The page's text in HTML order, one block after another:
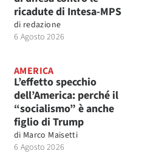
ricadute di Intesa-MPS
di redazione
6 Agosto 2026
AMERICA
L’effetto specchio
dell’America: perché il
“socialismo” è anche
figlio di Trump
di Marco Maisetti
6 Agosto 2026